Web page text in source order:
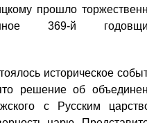
прошло
369-й
историческое
решение об
с Русским